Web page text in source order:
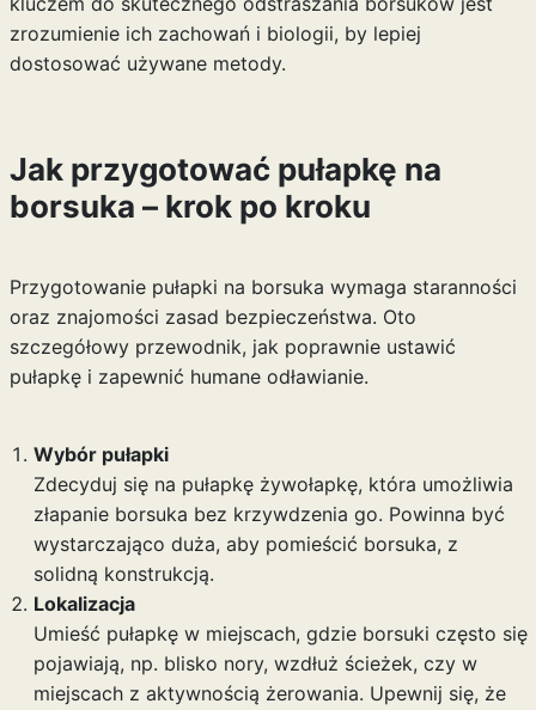
zrozumienie ich zachowań i biologii, by lepiej
dostosować używane metody.
Jak przygotować pułapkę na
borsuka – krok po kroku
Przygotowanie pułapki na borsuka wymaga staranności
oraz znajomości zasad bezpieczeństwa. Oto
szczegółowy przewodnik, jak poprawnie ustawić
pułapkę i zapewnić humane odławianie.
Wybór pułapki
Zdecyduj się na pułapkę żywołapkę, która umożliwia
złapanie borsuka bez krzywdzenia go. Powinna być
wystarczająco duża, aby pomieścić borsuka, z
solidną konstrukcją.
Lokalizacja
Umieść pułapkę w miejscach, gdzie borsuki często się
pojawiają, np. blisko nory, wzdłuż ścieżek, czy w
miejscach z aktywnością żerowania. Upewnij się, że